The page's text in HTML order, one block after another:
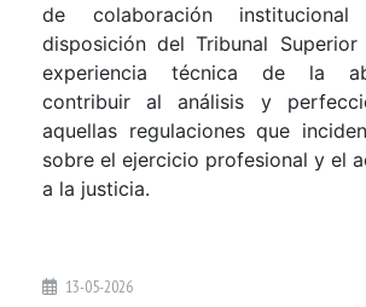
de colaboración
disposición del Tribunal
experiencia técnica de la
contribuir al análisis y
aquellas regulaciones que
sobre el ejercicio profesional y el
a la justicia.
13-05-2026